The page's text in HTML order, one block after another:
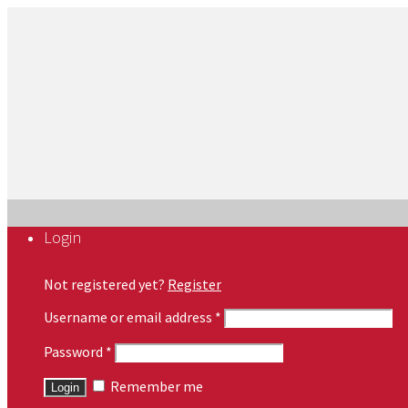
Login
Not registered yet? Register
Username or email address *
Password *
Remember me